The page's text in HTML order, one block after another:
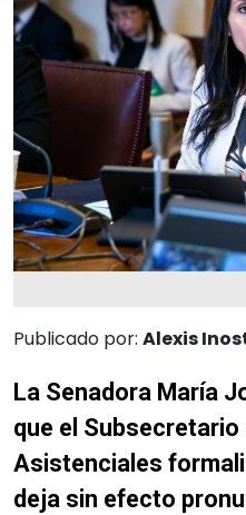
Publicado por: Alexis
La Senadora María
que el Subsecretario
Asistenciales
deja sin efecto